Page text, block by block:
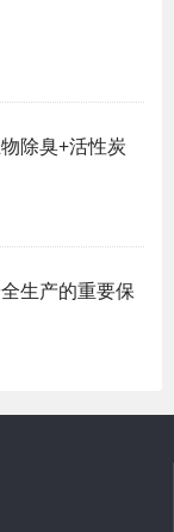
除臭+活性炭
生产的重要保